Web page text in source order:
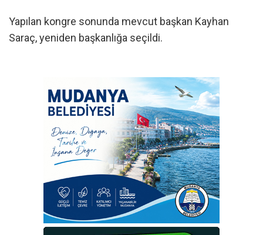
Yapılan kongre sonunda mevcut başkan Kayhan
Saraç, yeniden başkanlığa seçildi.